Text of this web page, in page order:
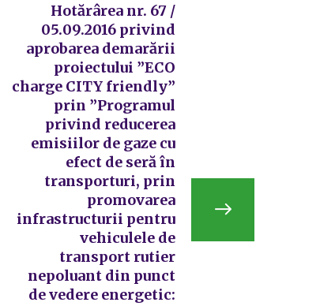
Hotărârea nr. 67 /
05.09.2016 privind
aprobarea demarării
proiectului ”ECO
charge CITY friendly”
prin ”Programul
privind reducerea
emisiilor de gaze cu
efect de seră în
transporturi, prin
promovarea
infrastructurii pentru
vehiculele de
transport rutier
nepoluant din punct
de vedere energetic: